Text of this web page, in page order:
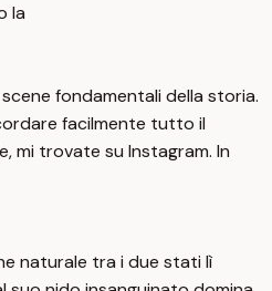
la
fondamentali della storia.
facilmente tutto il
mi trovate su Instagram. In
naturale tra i due stati lì